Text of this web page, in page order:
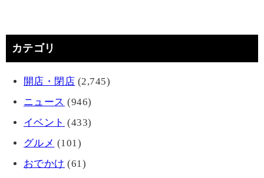
カテゴリ
開店・閉店 (2,745)
ニュース (946)
イベント (433)
グルメ (101)
おでかけ (61)